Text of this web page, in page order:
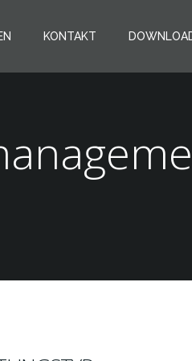
KONTAKT